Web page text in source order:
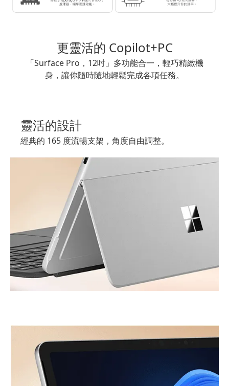
更靈活的 Copilot+PC
「Surface Pro，12吋」多功能合一，輕巧精緻機
身，讓你隨時隨地輕鬆完成各項任務。
靈活的設計
經典的 165 度流暢支架，角度自由調整。